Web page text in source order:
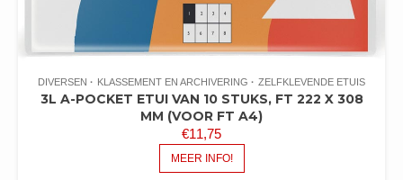
DIVERSEN KLASSEMENT EN ARCHIVERING ZELFKLEVENDE ETUIS
3L A-POCKET ETUI VAN 10 STUKS, FT 222 X 308
MM (VOOR FT A4)
€11,75
MEER INFO!